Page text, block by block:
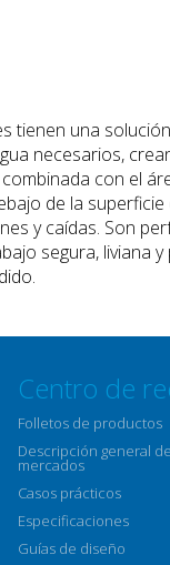
tienen una
necesarios,
con el
de la
y caídas. Son
segura, liviana y
Centro de
Folletos de productos
Descripción general
mercados
Casos prácticos
Especificaciones
Guías de diseño